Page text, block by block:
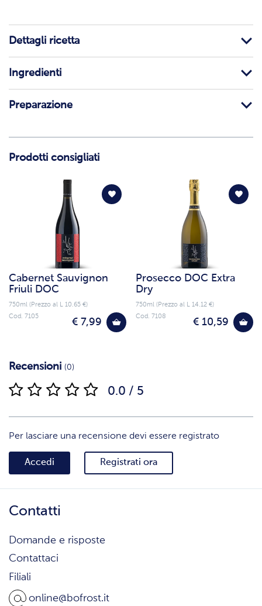
Dettagli ricetta
Ingredienti
Preparazione
Prodotti consigliati
Cabernet Sauvignon
Friuli DOC
750ml (Prezzo al L 10.65 €)
€ 7,99
Cod. 7105
Prosecco DOC Extra
Dry
750ml (Prezzo al L 14.12 €)
€ 10,59
Cod. 7108
Recensioni (0)
0.0 / 5
Per lasciare una recensione devi essere registrato
Accedi Registrati ora
Contatti
Domande e risposte
Contattaci
Filiali
online@bofrost.it